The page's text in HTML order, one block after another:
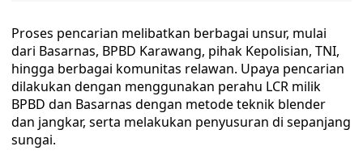
Proses pencarian melibatkan berbagai unsur, mulai
dari Basarnas, BPBD Karawang, pihak Kepolisian, TNI,
hingga berbagai komunitas relawan. Upaya pencarian
dilakukan dengan menggunakan perahu LCR milik
BPBD dan Basarnas dengan metode teknik blender
dan jangkar, serta melakukan penyusuran di sepanjang
sungai.